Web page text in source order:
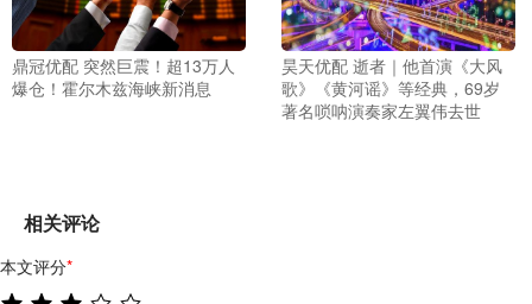
鼎冠优配 突然巨震！超13万人
爆仓！霍尔木兹海峡新消息
昊天优配 逝者｜他首演《大风
歌》《黄河谣》等经典，69岁
著名唢呐演奏家左翼伟去世
相关评论
本文评分*